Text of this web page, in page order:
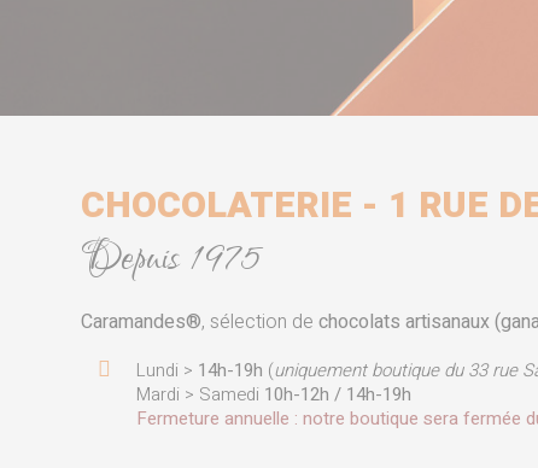
CHOCOLATERIE - 1 RUE
Depuis 1975
Caramandes®, sélection de chocolats artisanaux
Lundi > 14h-19h (uniquement boutique du 33 rue
Mardi > Samedi 10h-12h / 14h-19h
Fermeture annuelle : notre boutique sera fermée